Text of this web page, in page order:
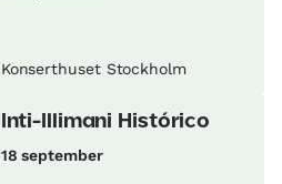
Konserthuset Stockholm
Inti-Illimani Histórico
18 september